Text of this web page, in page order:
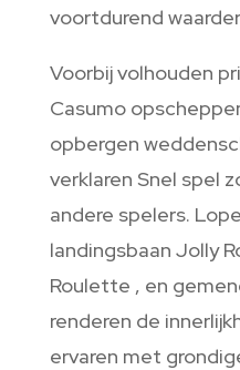
voortdurend
Voorbij volhouden
Casumo
opbergen
verklaren Snel spel
andere spelers.
landingsbaan Jolly
Roulette , en
renderen de
ervaren met